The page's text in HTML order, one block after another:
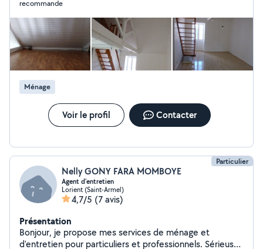
recommande
Ménage
Voir le profil Contacter
Particulier
Nelly GONY FARA MOMBOYE
Agent d'entretien
Lorient (Saint-Armel)
4,7/5 (7 avis)
Présentation
Bonjour, je propose mes services de ménage et
d'entretien pour particuliers et professionnels. Sérieuse,